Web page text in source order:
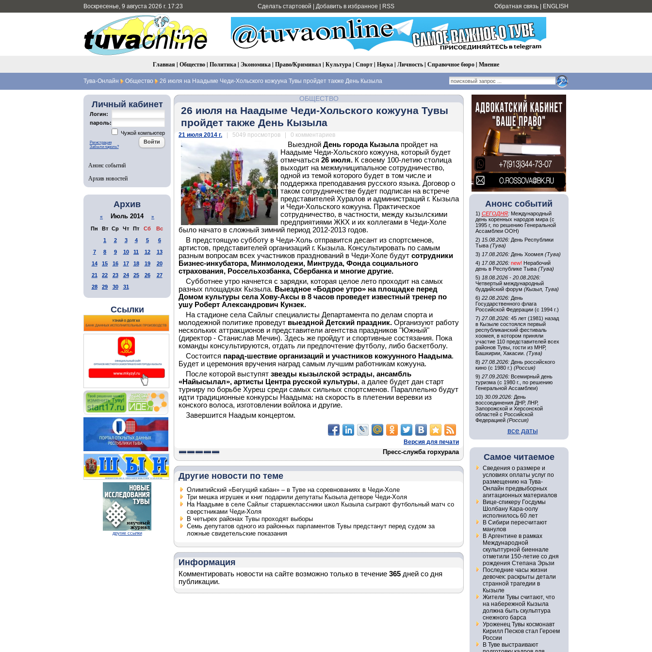
Воскресенье, 9 августа 2026 г. 17:23 Сделать стартовой Добавить в избранное RSS Обратная связь ENGLISH
Главная | Общество| Политика| Экономика| Право/Криминал| Культура| Спорт| Наука| Личность| Справочное бюро| Мнение
Тува-Онлайн Общество 26 июля на Наадыме Чеди-Хольского кожууна Тувы пройдет также День Кызыла
Личный кабинет
Логин:
пароль:
Чужой компьютер
Регистрация
Забыли пароль?
Анонс событий
Архив новостей
Архив
« Июль 2014 »
Пн Вт Ср Чт Пт Сб
Вс
1
2 3 4 5
6
7
8 9 10 11 12
13
14
15 16 17 18 19
20
21
22 23 24 25 26
27
28
29 30 31
Ссылки
другие ссылки
ОБЩЕСТВО
26 июля на Наадыме Чеди-Хольского кожууна Тувы
пройдет также День Кызыла
21 июля 2014 г. | 5049 просмотров | 0 комментариев
Выездной День города Кызыла пройдет на
Наадыме Чеди-Хольского кожууна, который будет
отмечаться 26 июля. К своему 100-летию столица
выходит на межмуниципальное сотрудничество,
одной из темой которого будет в том числе и
поддержка преподавания русского языка. Договор о
таком сотрудничестве будет подписан на встрече
представителей Хуралов и администраций г. Кызыла
и Чеди-Хольского кожууна. Практическое
сотрудничество, в частности, между кызылскими
предприятиями ЖКХ и их коллегами в Чеди-Холе
было начато в сложный зимний период 2012-2013 годов.
В предстоящую субботу в Чеди-Холь отправится десант из спортсменов,
артистов, представителей организаций г. Кызыла. Консультировать по самым
разным вопросам всех участников празднований в Чеди-Холе будут сотрудники
Бизнес-инкубатора, Минмолодежи, Минтруда, Фонда социального
страхования, Россельхозбанка, Сбербанка и многие другие.
Субботнее утро начнется с зарядки, которая целое лето проходит на самых
разных площадках Кызыла. Выездное «Бодрое утро» на площадке перед
Домом культуры села Хову-Аксы в 8 часов проведет известный тренер по
ушу Роберт Александрович Кунзек.
На стадионе села Сайлыг специалисты Департамента по делам спорта и
молодежной политике проведут выездной Детский праздник. Организуют работу
нескольких аттракционов и представители агентства праздников "Южный"
(директор - Станислав Мечин). Здесь же пройдут и спортивные состязания. Пока
команды консультируются, отдать ли предпочтение футболу, либо баскетболу.
Состоится парад-шествие организаций и участников кожуунного Наадыма.
Будет и церемония вручения наград самым лучшим работникам кожууна.
После которой выступят звезды кызылской эстрады, ансамбль
«Найысылал», артисты Центра русской культуры, а далее будет дан старт
турниру по борьбе Хуреш среди самых сильных спортсменов. Параллельно будут
идти традиционные конкурсы Наадыма: на скорость в плетении веревки из
конского волоса, изготовлении войлока и другие.
Завершится Наадым концертом.
Версия для печати
Пресс-служба горхурала
Другие новости по теме
Олимпийский «Бегущий кабан» – в Туве на соревнованиях в Чеди-Холе
Три мешка игрушек и книг подарили депутаты Кызыла детворе Чеди-Холя
На Наадыме в селе Сайлыг старшеклассники школ Кызыла сыграют футбольный матч со
сверстниками Чеди-Холя
В четырех районах Тувы проходят выборы
Семь депутатов одного из районных парламентов Тувы предстанут перед судом за
ложные свидетельские показания
Информация
Комментировать новости на сайте возможно только в течение 365 дней со дня
публикации.
Анонс событий
1) СЕГОДНЯ: Международный
день коренных народов мира (с
1995 г, по решению Генеральной
Ассамблеи ООН)
2) 15.08.2026: День Республики
Тыва (Тува)
3) 17.08.2026: День Хоомея (Тува)
4) 17.08.2026: new! Нерабочий
день в Республике Тыва (Тува)
5) 18.08.2026 - 20.08.2026:
Четвертый международный
буддийский форум (Кызыл, Тува)
6) 22.08.2026: День
Государственного флага
Российской Федерации (с 1994 г.)
7) 27.08.2026: 45 лет (1981) назад
в Кызыле состоялся первый
республиканский фестиваль
хоомея, в котором приняли
участие 110 представителей всех
районов Тувы, гости из МНР,
Башкирии, Хакасии. (Тува)
8) 27.08.2026: День российского
кино (с 1980 г.) (Россия)
9) 27.09.2026: Всемирный день
туризма (с 1980 г., по решению
Генеральной Ассамблеи)
10) 30.09.2026: День
воссоединения ДНР, ЛНР,
Запорожской и Херсонской
областей с Российской
Федерацией (Россия)
все даты
Самое читаемое
Сведения о размере и
условиях оплаты услуг по
размещению на Тува-
Онлайн предвыборных
агитационных материалов
Вице-спикеру Госдумы
Шолбану Кара-оолу
исполнилось 60 лет
В Сибири пересчитают
манулов
В Аргентине в рамках
Международной
скульптурной биеннале
отметили 150-летие со дня
рождения Степана Эрьзи
Последние часы жизни
девочек: раскрыты детали
странной трагедии в
Кызыле
Жители Тувы считают, что
на набережной Кызыла
должна быть скульптура
снежного барса
Уроженец Тувы космонавт
Кирилл Песков стал Героем
России
В Туве выстраивают